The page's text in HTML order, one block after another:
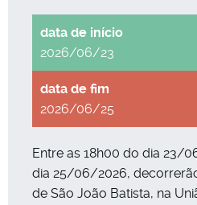
2026/06/23
2026/06/25
Entre as 18h00 do dia 23/
dia 25/06/2026,
de São João Batista, na